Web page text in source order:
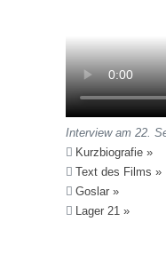
Interview am 22.
Kurzbiografie »
Text des Films »
Goslar »
Lager 21 »